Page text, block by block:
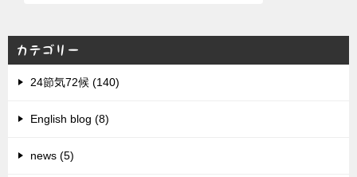
カテゴリー
24節気72候 (140)
English blog (8)
news (5)